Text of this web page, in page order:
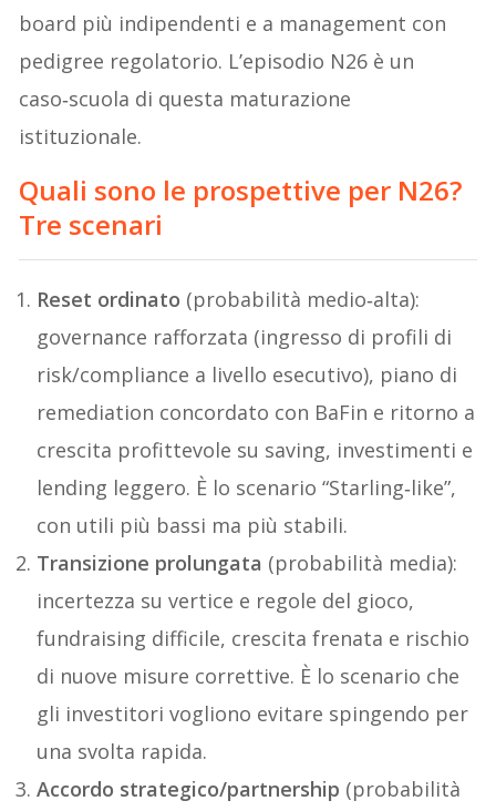
board più indipendenti e a management con
pedigree regolatorio. L’episodio N26 è un
caso‑scuola di questa maturazione
istituzionale.
Quali sono le prospettive per N26?
Tre scenari
Reset ordinato (probabilità medio‑alta):
governance rafforzata (ingresso di profili di
risk/compliance a livello esecutivo), piano di
remediation concordato con BaFin e ritorno a
crescita profittevole su saving, investimenti e
lending leggero. È lo scenario “Starling‑like”,
con utili più bassi ma più stabili.
Transizione prolungata (probabilità media):
incertezza su vertice e regole del gioco,
fundraising difficile, crescita frenata e rischio
di nuove misure correttive. È lo scenario che
gli investitori vogliono evitare spingendo per
una svolta rapida.
Accordo strategico/partnership (probabilità